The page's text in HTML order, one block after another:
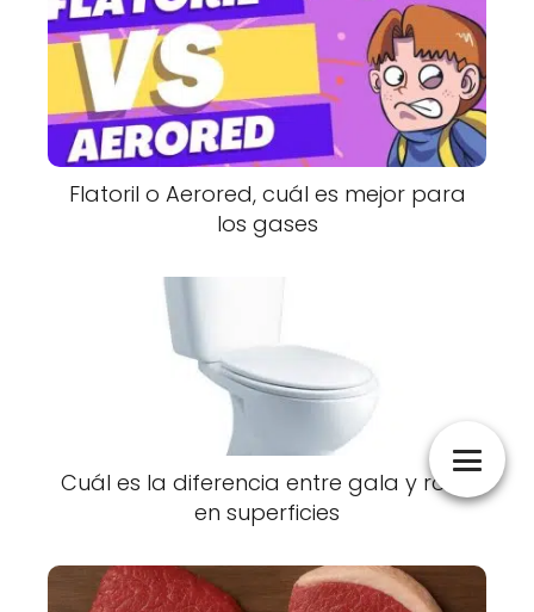
Flatoril o Aerored, cuál es mejor para
los gases
Cuál es la diferencia entre gala y roca
en superficies